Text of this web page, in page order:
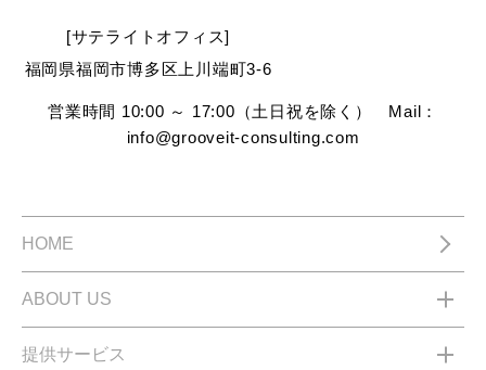
[サテライトオフィス]
福岡県福岡市博多区上川端町3-6
営業時間 10:00 ～ 17:00（土日祝を除く） Mail：
info@grooveit-consulting.com
HOME
ABOUT US
提供サービス